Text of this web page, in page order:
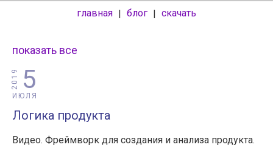
главная | блог | скачать
показать все
5
ИЮЛЯ
2019
Логика продукта
Видео. Фреймворк для создания и анализа продукта.